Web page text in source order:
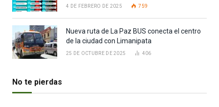
4 DE FEBRERO DE 2025 759
Nueva ruta de La Paz BUS conecta el centro
de la ciudad con Limanipata
25 DE OCTUBRE DE 2025 406
No te pierdas